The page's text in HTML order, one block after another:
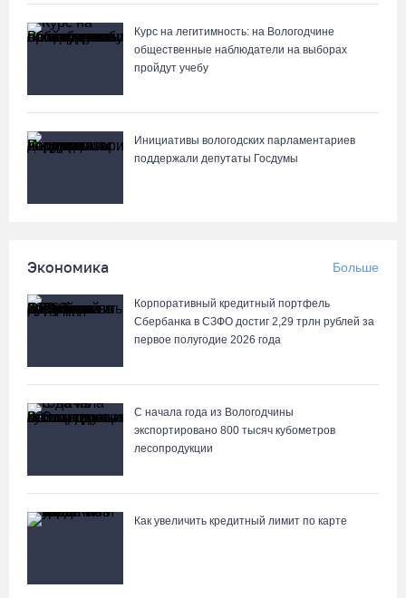
07.08.26 / 12:32
Мебель и оборудование закупаются для Сперовского ФАПа в
Вытегорском округе
07.08.26 / 12:00
на три дня
07.08.26 / 11:22
07.08.26 / 11:19
В 2026 году аппараты МРТ появятся в двух вологодских
медучреждениях
Курс на легитимность: на Вологодчине
общественные наблюдатели на выборах
пройдут учебу
Инициативы вологодских парламентариев
поддержали депутаты Госдумы
Экономика Больше
Корпоративный кредитный портфель
Сбербанка в СЗФО достиг 2,29 трлн рублей за
первое полугодие 2026 года
С начала года из Вологодчины
экспортировано 800 тысяч кубометров
лесопродукции
Как увеличить кредитный лимит по карте